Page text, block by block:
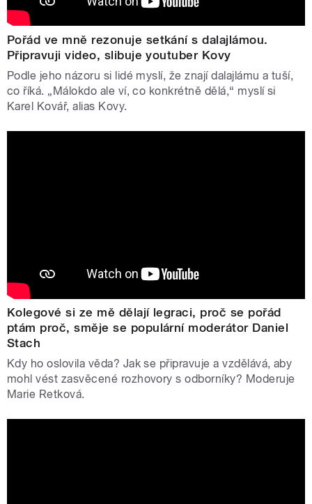
Pořád ve mně rezonuje setkání s dalajlámou.
Připravuji video, slibuje youtuber Kovy
Podle jeho názoru si lidé myslí, že znají dalajlámu a tuší,
co říká. „Málokdo ale ví, co konkrétně dělá,“ myslí si
Karel Kovář, alias Kovy.
Kolegové si ze mě dělají legraci, proč se pořád
ptám proč, směje se populární moderátor Daniel
Stach
Kdy ho oslovila věda? Jak se připravuje a vzdělává, aby
mohl vést zasvěcené rozhovory s odborníky? Moderuje
Marie Retková.